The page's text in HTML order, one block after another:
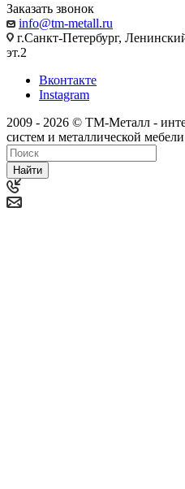
Заказать звонок
info@tm-metall.ru
г.Санкт-Петербург,
эт.2
Вконтакте
Instagram
2009 - 2026 © ТМ-Металл -
систем и металлической мебели
Найти